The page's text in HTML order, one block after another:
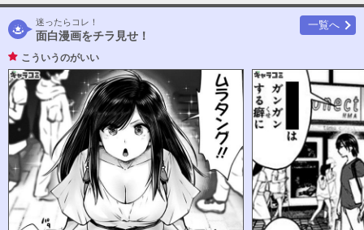
迷ったらコレ！
面白漫画をチラ見せ！
一覧へ
こういうのがいい